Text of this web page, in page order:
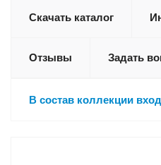
Скачать каталог
Отзывы Задать
В состав коллекции